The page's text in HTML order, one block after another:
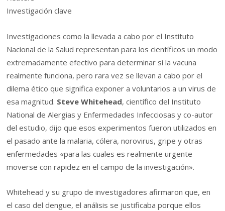
Investigación clave
Investigaciones como la llevada a cabo por el Instituto
Nacional de la Salud representan para los científicos un modo
extremadamente efectivo para determinar si la vacuna
realmente funciona, pero rara vez se llevan a cabo por el
dilema ético que significa exponer a voluntarios a un virus de
esa magnitud. Steve Whitehead, científico del Instituto
National de Alergias y Enfermedades Infecciosas y co-autor
del estudio, dijo que esos experimentos fueron utilizados en
el pasado ante la malaria, cólera, norovirus, gripe y otras
enfermedades «para las cuales es realmente urgente
moverse con rapidez en el campo de la investigación».
Whitehead y su grupo de investigadores afirmaron que, en
el caso del dengue, el análisis se justificaba porque ellos